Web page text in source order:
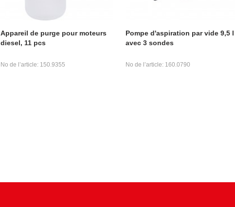
Appareil de purge pour moteurs
diesel, 11 pcs
No de l’article: 150.9355
Pompe d'aspiration par vide 9,5 l
avec 3 sondes
No de l’article: 160.0790